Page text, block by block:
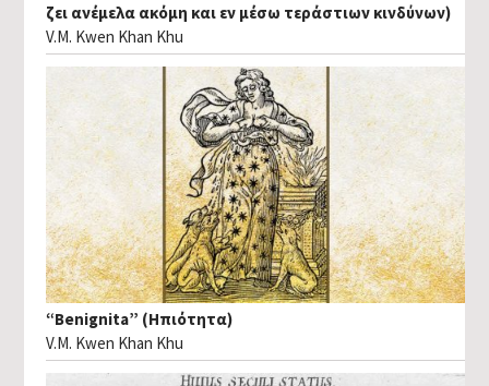
ζει ανέμελα ακόμη και εν μέσω τεράστιων κινδύνων)
V.M. Kwen Khan Khu
“Benignita” (Ηπιότητα)
V.M. Kwen Khan Khu